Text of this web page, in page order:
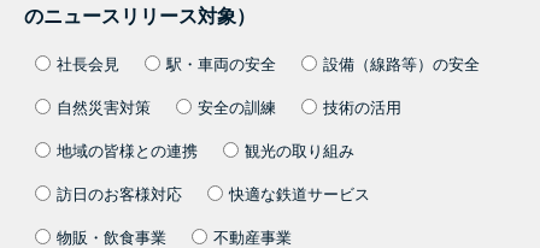
のニュースリリース対象）
社長会見 駅・車両の安全 設備（線路等）の安全
自然災害対策 安全の訓練 技術の活用
地域の皆様との連携 観光の取り組み
訪日のお客様対応 快適な鉄道サービス
物販・飲食事業 不動産事業